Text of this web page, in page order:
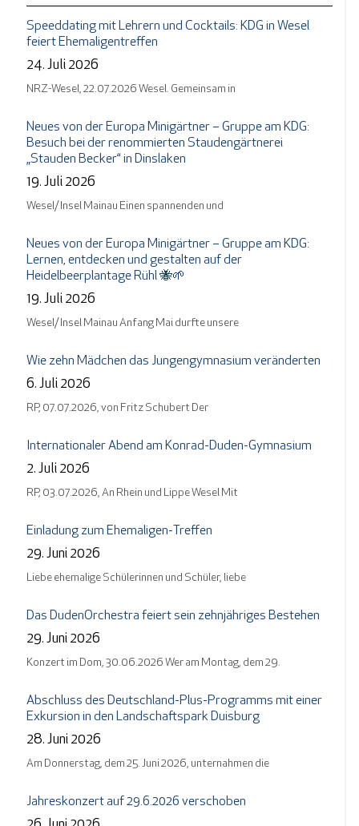
Speeddating mit Lehrern und Cocktails: KDG in Wesel
feiert Ehemaligentreffen
24. Juli 2026
NRZ-Wesel, 22.07.2026 Wesel. Gemeinsam in
Neues von der Europa Minigärtner – Gruppe am KDG:
Besuch bei der renommierten Staudengärtnerei
„Stauden Becker“ in Dinslaken
19. Juli 2026
Wesel/ Insel Mainau Einen spannenden und
Neues von der Europa Minigärtner – Gruppe am KDG:
Lernen, entdecken und gestalten auf der
Heidelbeerplantage Rühl 🐝🌱
19. Juli 2026
Wesel/ Insel Mainau Anfang Mai durfte unsere
Wie zehn Mädchen das Jungengymnasium veränderten
6. Juli 2026
RP, 07.07.2026, von Fritz Schubert Der
Internationaler Abend am Konrad-Duden-Gymnasium
2. Juli 2026
RP, 03.07.2026, An Rhein und Lippe Wesel Mit
Einladung zum Ehemaligen-Treffen
29. Juni 2026
Liebe ehemalige Schülerinnen und Schüler, liebe
Das DudenOrchestra feiert sein zehnjähriges Bestehen
29. Juni 2026
Konzert im Dom, 30.06.2026 Wer am Montag, dem 29.
Abschluss des Deutschland-Plus-Programms mit einer
Exkursion in den Landschaftspark Duisburg
28. Juni 2026
Am Donnerstag, dem 25. Juni 2026, unternahmen die
Jahreskonzert auf 29.6.2026 verschoben